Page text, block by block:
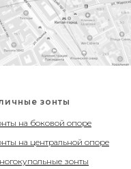
зонты
на боковой опоре
на центральной опоре
зонты